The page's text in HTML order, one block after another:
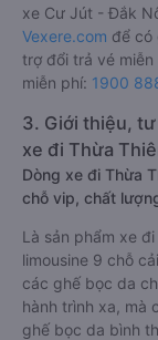
xe Cư Jút - Đắk
Vexere.com để có
trợ đổi trả vé
miễn phí: 1900
3. Giới thiệu,
xe đi Thừa
Dòng xe đi Thừa
chỗ vip, chất
Là sản phẩm xe
limousine 9 chỗ
các ghế bọc da
hành trình xa, mà
ghế bọc da bình